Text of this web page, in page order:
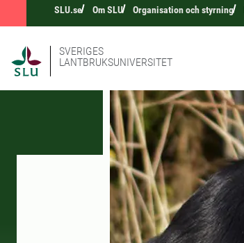
SLU.se Om SLU Organisation och styrning
SVERIGES
LANTBRUKSUNIVERSITET